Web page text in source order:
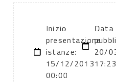
Inizio
presentazione
istanze:
15/12/2013
00:00
Data
20/
17:23